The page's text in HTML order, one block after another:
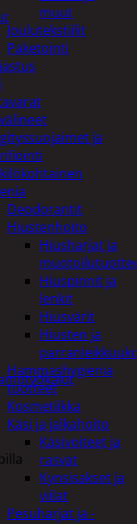
muut
Joulutekstiilit
Paketointi
ja
Deodorantit
Hiustenhoito
Hiusharjat ja
Hiuspinnit ja
lenkit
Hiusvärit
Hiusten ja
Hammashygienia
tuotteet
Kosmetiikka
Käsi ja jalkahoito
Käsivoiteet ja
rasvat
Kynsisakset ja
viilat
Pesuharjat ja -